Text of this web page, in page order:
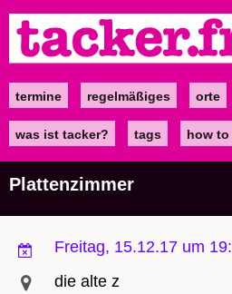
zum
Inhalt
Maintermine regelmäßiges orte
was ist tacker? tags how to
Plattenzimmer
Freitag, 15.12.17 um
die alte z